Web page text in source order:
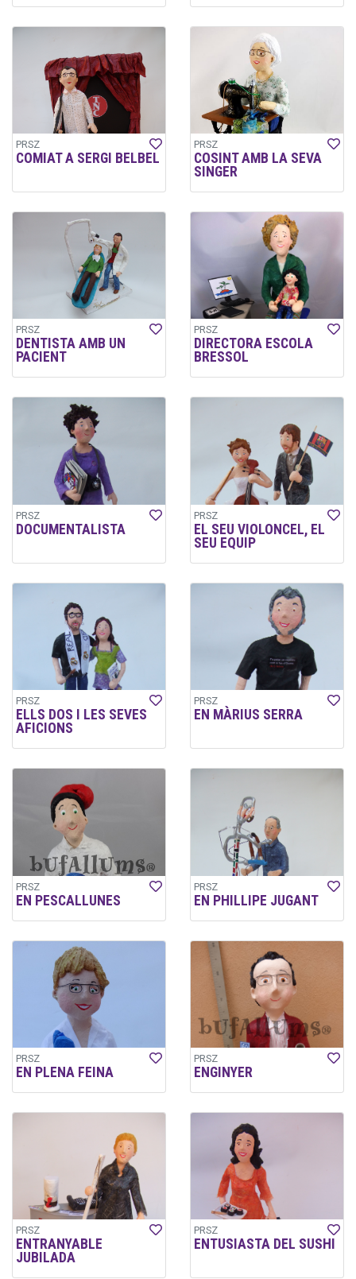
PRSZ
COMIAT A SERGI BELBEL
PRSZ
COSINT AMB LA SEVA
SINGER
PRSZ
DENTISTA AMB UN
PACIENT
PRSZ
DIRECTORA ESCOLA
BRESSOL
PRSZ
DOCUMENTALISTA
PRSZ
EL SEU VIOLONCEL, EL
SEU EQUIP
PRSZ
ELLS DOS I LES SEVES
AFICIONS
PRSZ
EN MÀRIUS SERRA
PRSZ
EN PESCALLUNES
PRSZ
EN PHILLIPE JUGANT
PRSZ
EN PLENA FEINA
PRSZ
ENGINYER
PRSZ
ENTRANYABLE
JUBILADA
PRSZ
ENTUSIASTA DEL SUSHI